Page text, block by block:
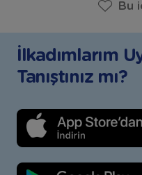
Bu
İlkadımlarım
Tanıştınız mı?